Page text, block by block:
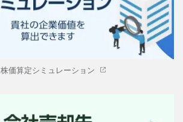
株価算定シミュレーション